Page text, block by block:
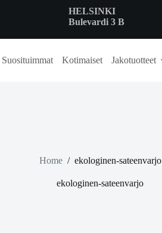
HELSINKI
Bulevardi 3 B
Suosituimmat Kotimaiset Jakotuotteet
Home / ekologinen-sateenvarjo
ekologinen-sateenvarjo